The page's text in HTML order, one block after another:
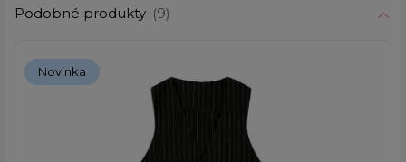
Podobné produkty (9)
Novinka